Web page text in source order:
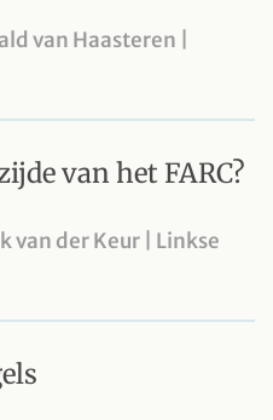
van Haasteren |
van het FARC?
van der Keur | Linkse